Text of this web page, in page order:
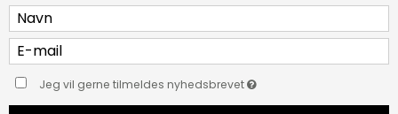
Jeg vil gerne tilmeldes nyhedsbrevet